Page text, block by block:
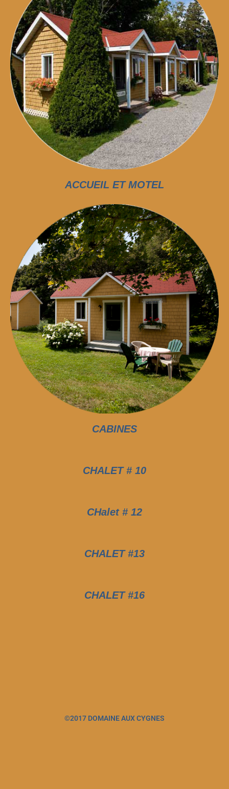
ACCUEIL ET MOTEL
CABINES
CHALET # 10
CHalet # 12
CHALET #13
CHALET #16
©2017 DOMAINE AUX CYGNES